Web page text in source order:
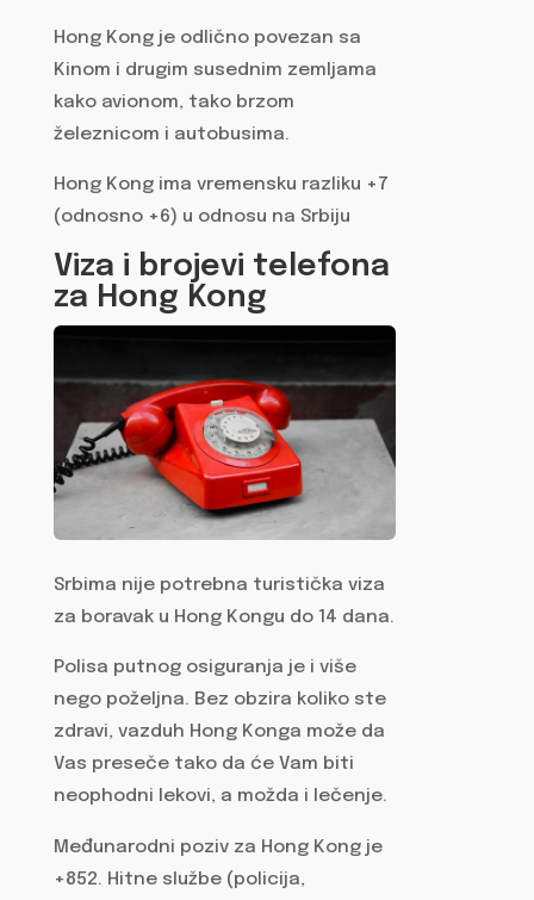
Hong Kong je odlično povezan sa
Kinom i drugim susednim zemljama
kako avionom, tako brzom
železnicom i autobusima.
Hong Kong ima vremensku razliku +7
(odnosno +6) u odnosu na Srbiju
Viza i brojevi telefona
za Hong Kong
Srbima nije potrebna turistička viza
za boravak u Hong Kongu do 14 dana.
Polisa putnog osiguranja je i više
nego poželjna. Bez obzira koliko ste
zdravi, vazduh Hong Konga može da
Vas preseče tako da će Vam biti
neophodni lekovi, a možda i lečenje.
Međunarodni poziv za Hong Kong je
+852. Hitne službe (policija,